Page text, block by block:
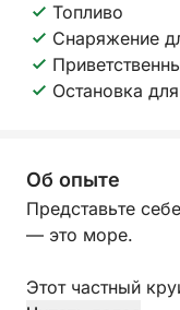
Топливо
Снаряжение
Остановка
Об опыте
Представьте
— это море.
Этот частный